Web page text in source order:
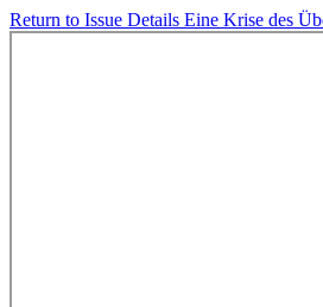
Return to Issue Details Eine Krise des